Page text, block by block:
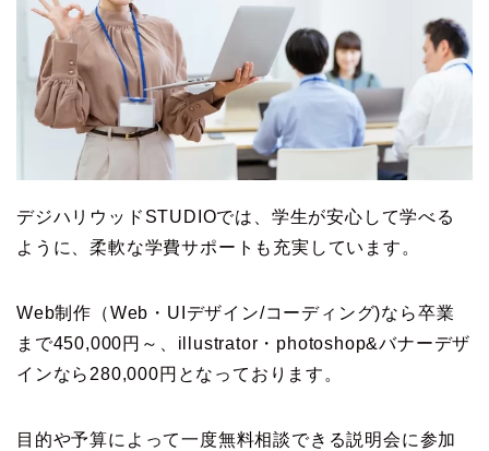
デジハリウッドSTUDIOでは、学生が安心して学べる
ように、柔軟な学費サポートも充実しています。
Web制作（Web・UIデザイン/コーディング)なら卒業
まで450,000円～、illustrator・photoshop&バナーデザ
インなら280,000円となっております。
目的や予算によって一度無料相談できる説明会に参加